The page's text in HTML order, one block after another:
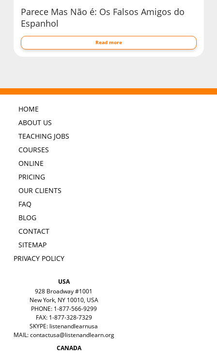
Parece Mas Não é: Os Falsos Amigos do
Espanhol
Read more
HOME
ABOUT US
TEACHING JOBS
COURSES
ONLINE
PRICING
OUR CLIENTS
FAQ
BLOG
CONTACT
SITEMAP
PRIVACY POLICY
USA
928 Broadway #1001
New York, NY 10010, USA
PHONE: 1-877-566-9299
FAX: 1-877-328-7329
SKYPE: listenandlearnusa
MAIL:contactusa@listenandlearn.org
CANADA